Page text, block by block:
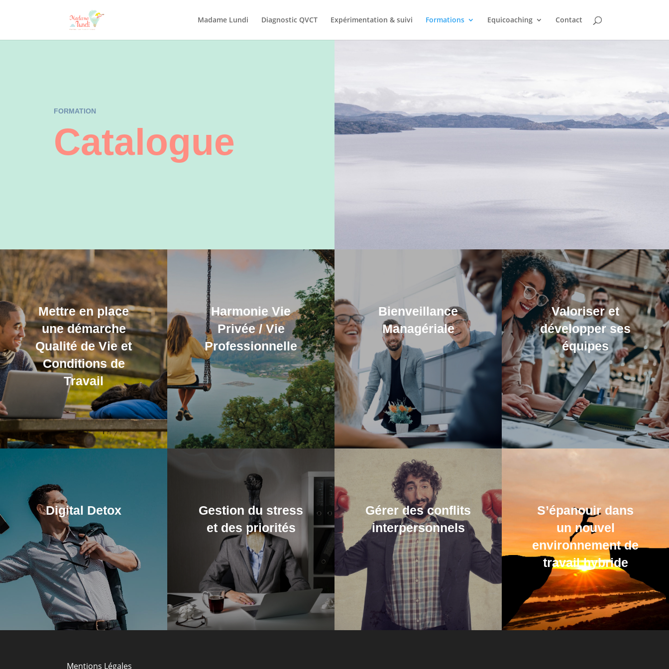
Madame Lundi Diagnostic QVCT Expérimentation & suivi Formations Equicoaching Contact
FORMATION
Catalogue
Mettre en place
une démarche
Qualité de Vie et
Conditions de
Travail
Harmonie Vie
Privée / Vie
Professionnelle
Bienveillance
Managériale
Valoriser et
développer ses
équipes
Digital Detox
Gestion du stress
et des priorités
Gérer des conflits
interpersonnels
S’épanouir dans
un nouvel
environnement de
travail hybride
Mentions Légales